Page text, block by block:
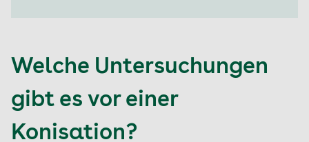
Welche Untersuchungen
gibt es vor einer
Konisation?